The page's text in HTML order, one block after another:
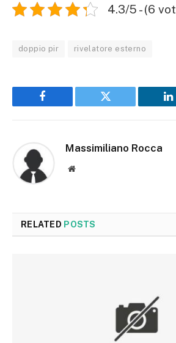
4.3/5 - (6
doppio pir rivelatore esterno
Facebook Twitter
Massimiliano Rocca
Website
RELATED POSTS